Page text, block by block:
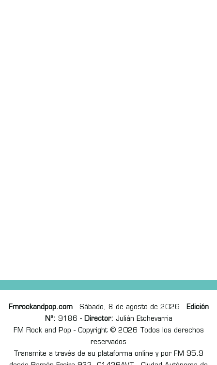
Fmrockandpop.com- Sábado, 8 de agosto de 2026 - Edición
Nº: 9186 - Director: Julián Etchevarria
FM Rock and Pop - Copyright © 2026 Todos los derechos
reservados
Transmite a través de su plataforma online y por FM 95.9